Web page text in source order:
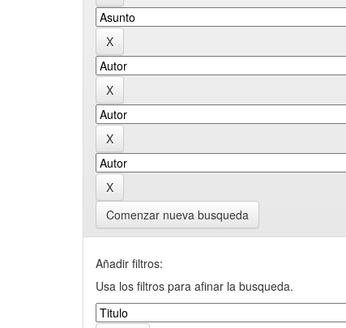
Comenzar nueva busqueda
Añadir filtros:
Usa los filtros para afinar la busqueda.